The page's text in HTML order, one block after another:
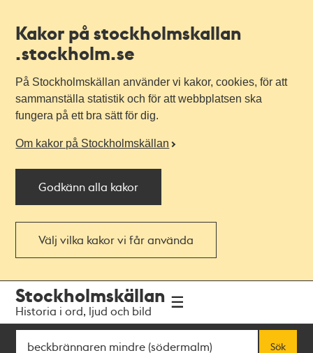
Kakor på stockholmskallan
.stockholm.se
På Stockholmskällan använder vi kakor, cookies, för att
sammanställa statistik och för att webbplatsen ska
fungera på ett bra sätt för dig.
Om kakor på Stockholmskällan
Godkänn alla kakor
Välj vilka kakor vi får använda
navigationen
huvudinnehållet
Stockholmskällan
Historia i ord, ljud och bild
Sök
Sök